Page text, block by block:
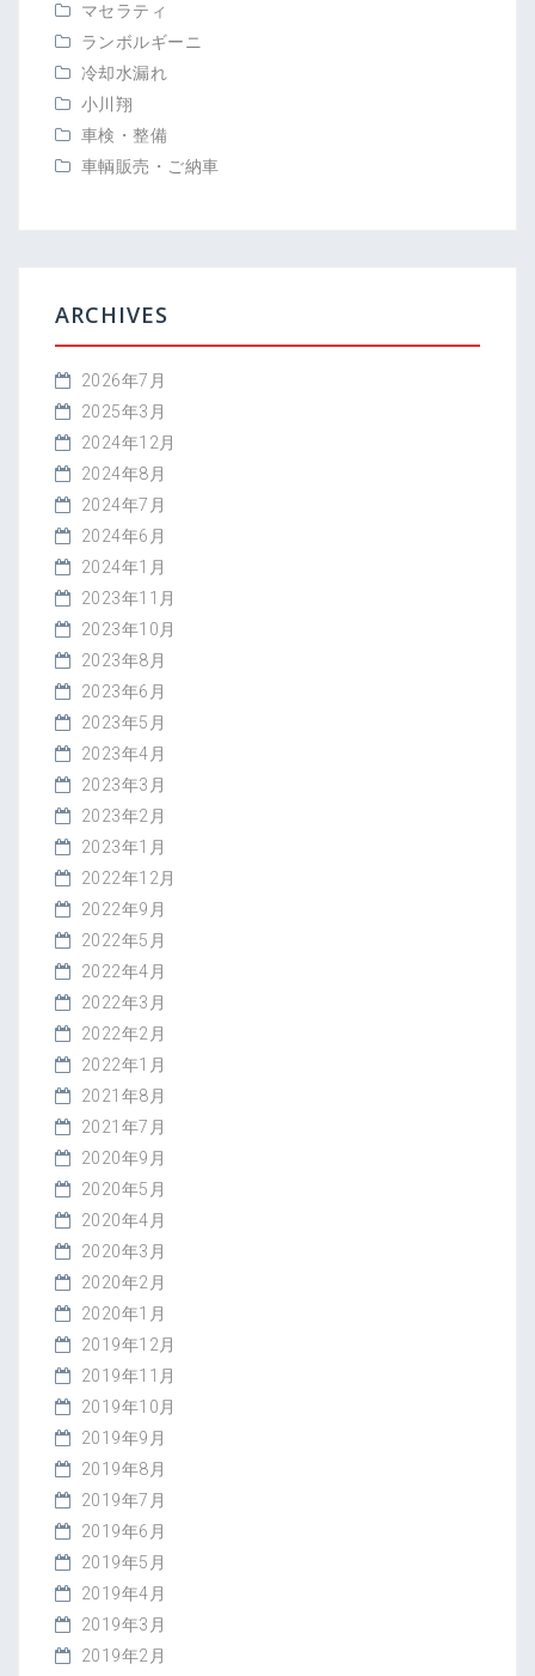
マセラティ
ランボルギーニ
冷却水漏れ
小川翔
車検・整備
車輌販売・ご納車
ARCHIVES
2026年7月
2025年3月
2024年12月
2024年8月
2024年7月
2024年6月
2024年1月
2023年11月
2023年10月
2023年8月
2023年6月
2023年5月
2023年4月
2023年3月
2023年2月
2023年1月
2022年12月
2022年9月
2022年5月
2022年4月
2022年3月
2022年2月
2022年1月
2021年8月
2021年7月
2020年9月
2020年5月
2020年4月
2020年3月
2020年2月
2020年1月
2019年12月
2019年11月
2019年10月
2019年9月
2019年8月
2019年7月
2019年6月
2019年5月
2019年4月
2019年3月
2019年2月